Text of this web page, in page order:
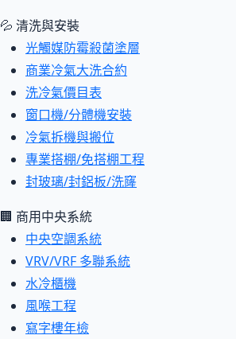
💦 清洗與安裝
光觸媒防霉殺菌塗層
商業冷氣大洗合約
洗冷氣價目表
窗口機/分體機安裝
冷氣拆機與搬位
專業搭棚/免搭棚工程
封玻璃/封鋁板/洗窿
🏢 商用中央系統
中央空調系統
VRV/VRF 多聯系統
水冷櫃機
風喉工程
寫字樓年檢